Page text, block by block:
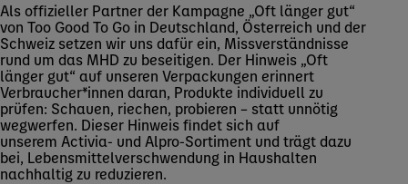
Als offizieller Partner der Kampagne „Oft länger gut“
von Too Good To Go in Deutschland, Österreich und der
Schweiz setzen wir uns dafür ein, Missverständnisse
rund um das MHD zu beseitigen. Der Hinweis „Oft
länger gut“ auf unseren Verpackungen erinnert
Verbraucher*innen daran, Produkte individuell zu
prüfen: Schauen, riechen, probieren – statt unnötig
wegwerfen. Dieser Hinweis findet sich auf
unserem Activia- und Alpro-Sortiment und trägt dazu
bei, Lebensmittelverschwendung in Haushalten
nachhaltig zu reduzieren.